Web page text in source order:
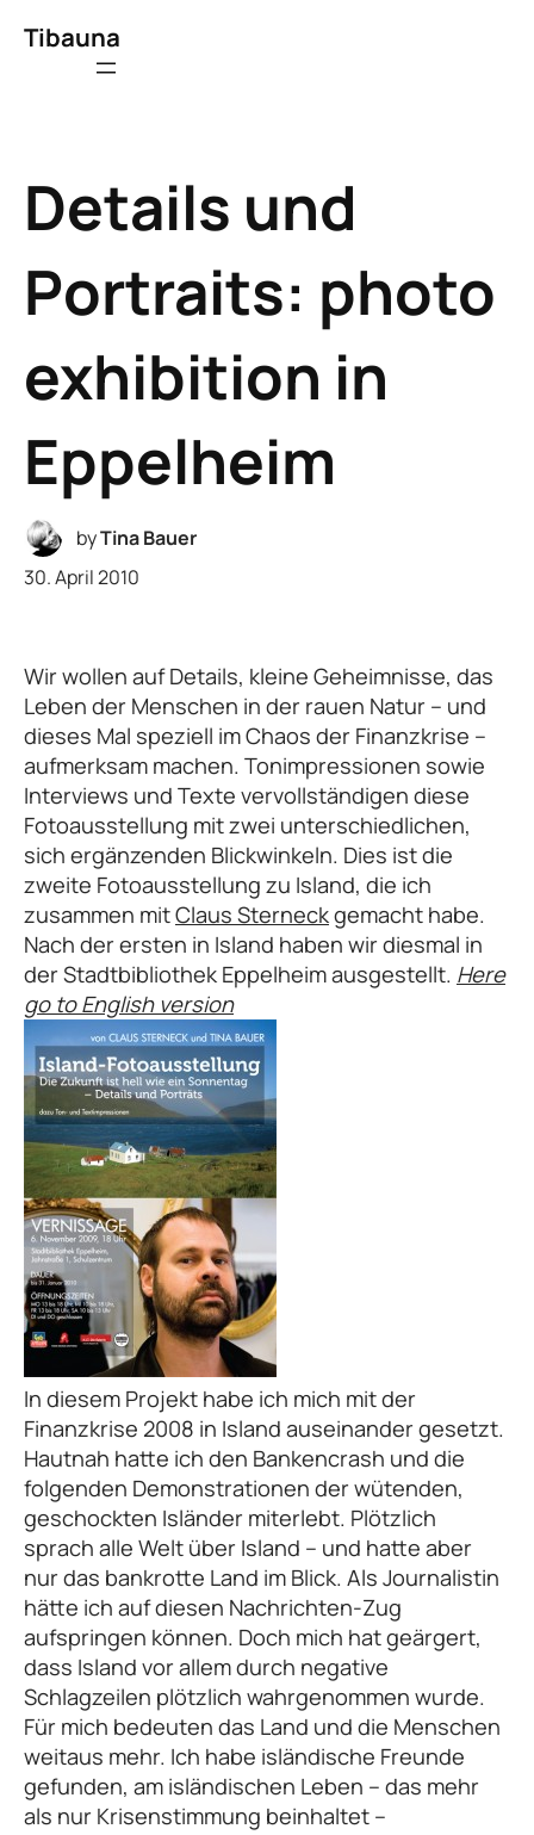
Tibauna
Details und
Portraits: photo
exhibition in
Eppelheim
byTina Bauer
30. April 2010
Wir wollen auf Details, kleine Geheimnisse, das
Leben der Menschen in der rauen Natur – und
dieses Mal speziell im Chaos der Finanzkrise –
aufmerksam machen. Tonimpressionen sowie
Interviews und Texte vervollständigen diese
Fotoausstellung mit zwei unterschiedlichen,
sich ergänzenden Blickwinkeln. Dies ist die
zweite Fotoausstellung zu Island, die ich
zusammen mitClaus Sterneckgemacht habe.
Nach der ersten in Island haben wir diesmal in
der Stadtbibliothek Eppelheim ausgestellt. Here
go to English version
In diesem Projekt habe ich mich mit der
Finanzkrise 2008 in Island auseinander gesetzt.
Hautnah hatte ich den Bankencrash und die
folgenden Demonstrationen der wütenden,
geschockten Isländer miterlebt. Plötzlich
sprach alle Welt über Island – und hatte aber
nur das bankrotte Land im Blick. Als Journalistin
hätte ich auf diesen Nachrichten-Zug
aufspringen können. Doch mich hat geärgert,
dass Island vor allem durch negative
Schlagzeilen plötzlich wahrgenommen wurde.
Für mich bedeuten das Land und die Menschen
weitaus mehr. Ich habe isländische Freunde
gefunden, am isländischen Leben – das mehr
als nur Krisenstimmung beinhaltet –